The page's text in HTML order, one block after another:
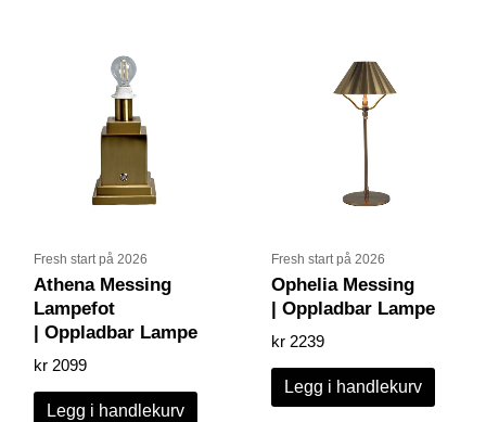
Fresh start på 2026
Athena Messing
Lampefot
| Oppladbar Lampe
kr 2099
Legg i handlekurv
Fresh start på 2026
Ophelia Messing
| Oppladbar Lampe
kr 2239
Legg i handlekurv